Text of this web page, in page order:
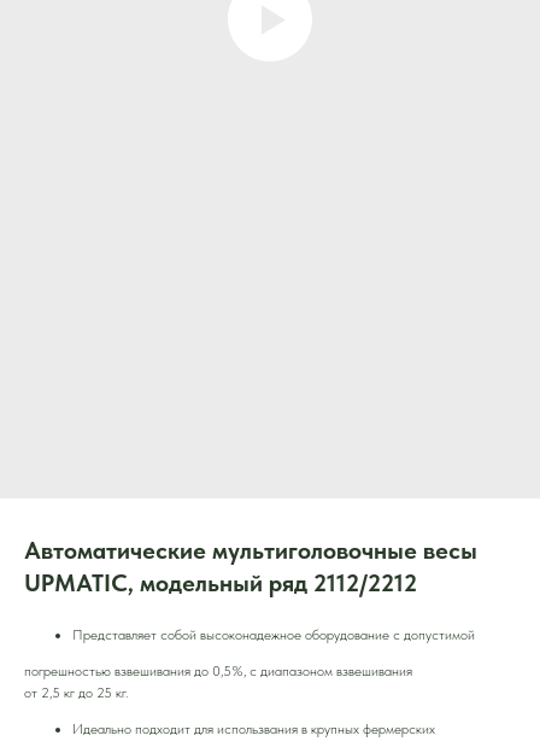
Автоматические мультиголовочные весы
UPMATIC, модельный ряд 2112/2212
Представляет собой высоконадежное оборудование с допустимой
погрешностью взвешивания до 0,5%, с диапазоном взвешивания
от 2,5 кг до 25 кг.
Идеально подходит для использвания в крупных фермерских